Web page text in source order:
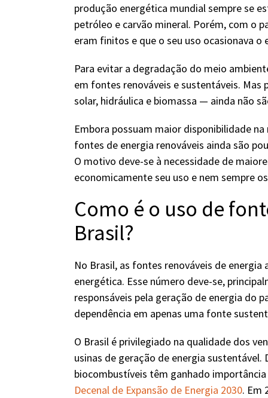
produção energética mundial sempre se
petróleo e carvão mineral. Porém, com o
eram finitos e que o seu uso ocasionava
Para evitar a degradação do meio
em fontes renováveis e sustentáveis.
solar, hidráulica e biomassa — ainda não
Embora possuam maior disponibilidade
fontes de energia renováveis ainda são
O motivo deve-se à necessidade de
economicamente seu uso e nem sempre
Como é o uso de
Brasil?
No Brasil, as fontes renováveis de
energética. Esse número deve-se,
responsáveis pela geração de energia do
dependência em apenas uma fonte
O Brasil é privilegiado na qualidade dos
usinas de geração de energia sustentável.
biocombustíveis têm ganhado
Decenal de Expansão de Energia 2030. Em